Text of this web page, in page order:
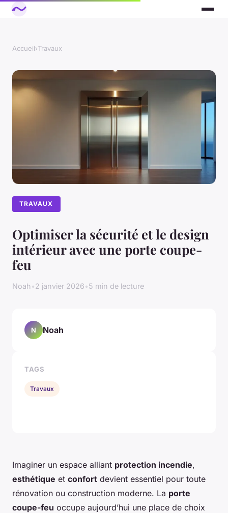
Accueil›Travaux
TRAVAUX
Optimiser la sécurité et le design
intérieur avec une porte coupe-
feu
Noah•2 janvier 2026•5 min de lecture
Imaginer un espace alliant protection incendie,
esthétique et confort devient essentiel pour toute
rénovation ou construction moderne. La porte
coupe-feu occupe aujourd’hui une place de choix
N Noah
TAGS
Travaux